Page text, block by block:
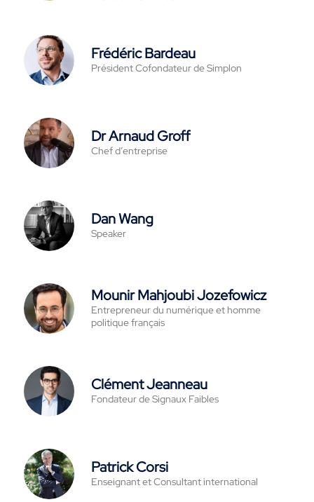
Frédéric Bardeau
Président Cofondateur de Simplon
Dr Arnaud Groff
Chef d’entreprise
Dan Wang
Speaker
Mounir Mahjoubi Jozefowicz
Entrepreneur du numérique et homme
politique français
Clément Jeanneau
Fondateur de Signaux Faibles
Patrick Corsi
Enseignant et Consultant international